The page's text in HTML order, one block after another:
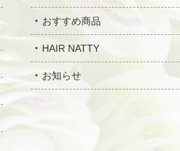
おすすめ商品
HAIR NATTY
お知らせ